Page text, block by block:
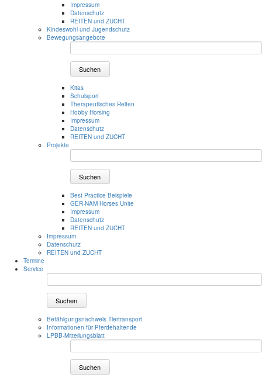
Impressum
Datenschutz
REITEN und ZUCHT
Kindeswohl und Jugendschutz
Bewegungsangebote
Suchen
Kitas
Schulsport
Therapeutisches Reiten
Hobby Horsing
Impressum
Datenschutz
REITEN und ZUCHT
Projekte
Suchen
Best Practice Beispiele
GER-NAM Horses Unite
Impressum
Datenschutz
REITEN und ZUCHT
Impressum
Datenschutz
REITEN und ZUCHT
Termine
Service
Suchen
Befähigungsnachweis Tiertransport
Informationen für Pferdehaltende
LPBB-Mitteilungsblatt
Suchen